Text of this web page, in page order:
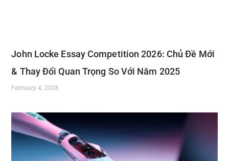
John Locke Essay Competition 2026: Chủ Đề Mới
& Thay Đổi Quan Trọng So Với Năm 2025
February 4, 2026